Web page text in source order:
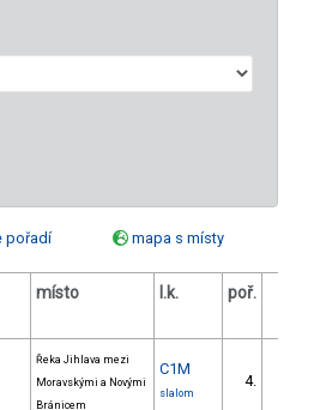
pořadí
mapa s místy
místo l.k. poř.
Řeka Jihlava mezi
Moravskými a Novými
Bránicem
C1M
slalom
4.